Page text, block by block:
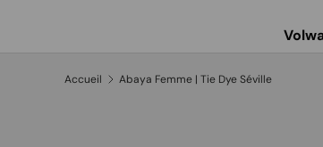
Accueil Abaya Femme | Tie Dye Séville